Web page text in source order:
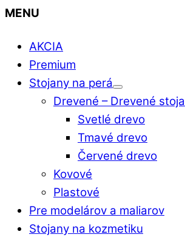
MENU
AKCIA
Premium
Stojany na perá
Drevené – Drevené
Svetlé drevo
Tmavé drevo
Červené drevo
Kovové
Plastové
Pre modelárov a maliarov
Stojany na kozmetiku